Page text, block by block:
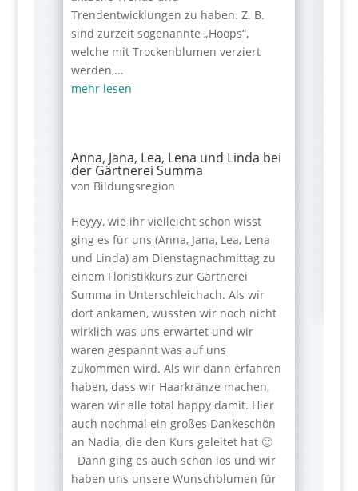
Trendentwicklungen zu haben. Z. B.
sind zurzeit sogenannte „Hoops“,
welche mit Trockenblumen verziert
werden,...
mehr lesen
Anna, Jana, Lea, Lena und Linda bei
der Gärtnerei Summa
von Bildungsregion
Heyyy, wie ihr vielleicht schon wisst
ging es für uns (Anna, Jana, Lea, Lena
und Linda) am Dienstagnachmittag zu
einem Floristikkurs zur Gärtnerei
Summa in Unterschleichach. Als wir
dort ankamen, wussten wir noch nicht
wirklich was uns erwartet und wir
waren gespannt was auf uns
zukommen wird. Als wir dann erfahren
haben, dass wir Haarkränze machen,
waren wir alle total happy damit. Hier
auch nochmal ein großes Dankeschön
an Nadia, die den Kurs geleitet hat 🙂
Dann ging es auch schon los und wir
haben uns unsere Wunschblumen für